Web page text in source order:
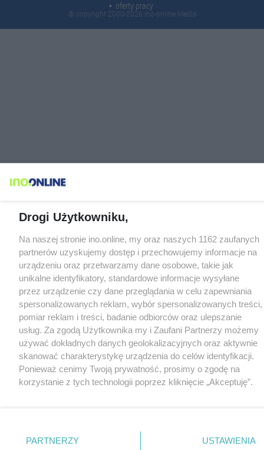
oferty pracy
© copyright 2000-2026 Ino-online Media
Drogi Użytkowniku,
Na naszej stronie ino.online, my oraz naszych 1162 zaufanych
partnerów uzyskujemy dostęp i przechowujemy informacje na
urządzeniu oraz przetwarzamy dane osobowe, takie jak
unikalne identyfikatory, standardowe informacje wysyłane
przez urządzenie czy dane przeglądania w celu zapewniania
spersonalizowanych reklam, wybór spersonalizowanych treści,
pomiar reklam i treści, badanie odbiorców oraz ulepszanie
usług. Za zgodą Użytkownika my i Zaufani Partnerzy możemy
używać dokładnych danych geolokalizacyjnych oraz aktywnie
skanować charakterystykę urządzenia do celów identyfikacji.
Ponieważ cenimy Twoją prywatność, prosimy o zgodę na
korzystanie z tych technologii poprzez kliknięcie „Akceptuję”.
nie wymagają zgody użytkownika, ale masz prawo sprzeciwić
się takiemu przetwarzaniu. Preferencje będą miały
PARTNERZY USTAWIENIA